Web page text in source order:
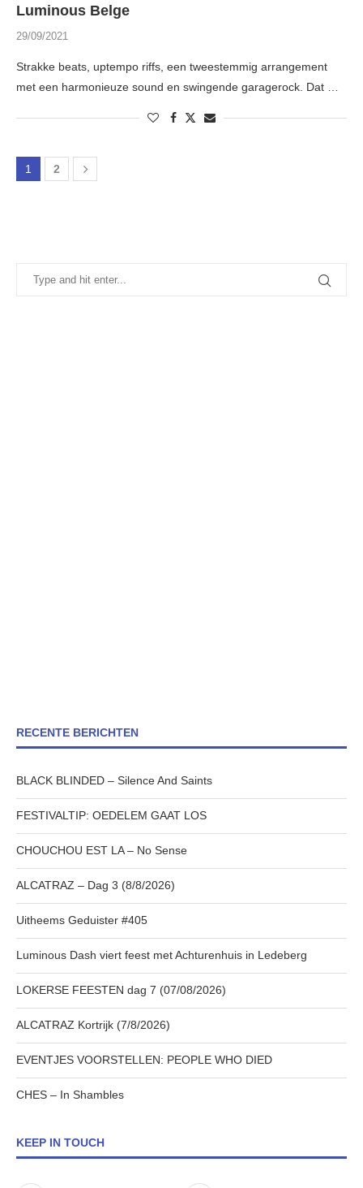
Luminous Belge
29/09/2021
Strakke beats, uptempo riffs, een tweestemmig arrangement
met een harmonieuze sound en swingende garagerock. Dat …
1 2
RECENTE BERICHTEN
BLACK BLINDED – Silence And Saints
FESTIVALTIP: OEDELEM GAAT LOS
CHOUCHOU EST LA – No Sense
ALCATRAZ – Dag 3 (8/8/2026)
Uitheems Geduister #405
Luminous Dash viert feest met Achturenhuis in Ledeberg
LOKERSE FEESTEN dag 7 (07/08/2026)
ALCATRAZ Kortrijk (7/8/2026)
EVENTJES VOORSTELLEN: PEOPLE WHO DIED
CHES – In Shambles
KEEP IN TOUCH